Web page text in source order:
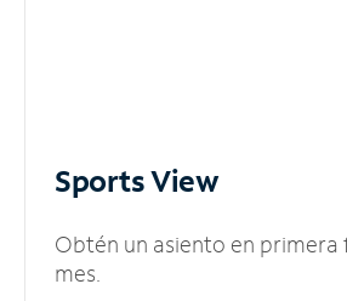
Sports View
Obtén un asiento en primera
mes.